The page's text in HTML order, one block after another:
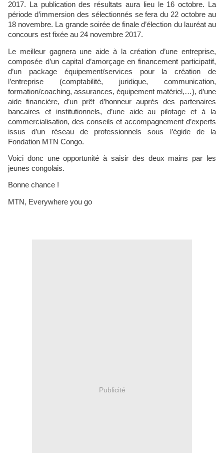
2017. La publication des résultats aura lieu le 16 octobre. La
période d’immersion des sélectionnés se fera du 22 octobre au
18 novembre. La grande soirée de finale d’élection du lauréat au
concours est fixée au 24 novembre 2017.
Le meilleur gagnera une aide à la création d’une entreprise,
composée d’un capital d’amorçage en financement participatif,
d’un package équipement/services pour la création de
l’entreprise (comptabilité, juridique, communication,
formation/coaching, assurances, équipement matériel,…), d’une
aide financière, d’un prêt d’honneur auprès des partenaires
bancaires et institutionnels, d’une aide au pilotage et à la
commercialisation, des conseils et accompagnement d’experts
issus d’un réseau de professionnels sous l’égide de la
Fondation MTN Congo.
Voici donc une opportunité à saisir des deux mains par les
jeunes congolais.
Bonne chance !
MTN, Everywhere you go
Publicité